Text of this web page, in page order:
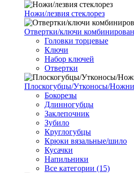
Ножи/лезвия стеклорез
Отвертки/ключи
Головки торцевые
Ключи
Набор ключей
Отвертки
Плоскогубцы/Утконосы/
Бокорезы
Длинногубцы
Заклепочник
Зубило
Круглогубцы
Крюки вязальные/шило
Кусачки
Напильники
Все категории (15)